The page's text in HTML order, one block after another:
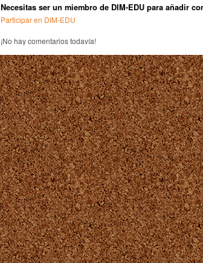
Necesitas ser un miembro de DIM-EDU para añadir
Participar en DIM-EDU
¡No hay comentarios todavía!